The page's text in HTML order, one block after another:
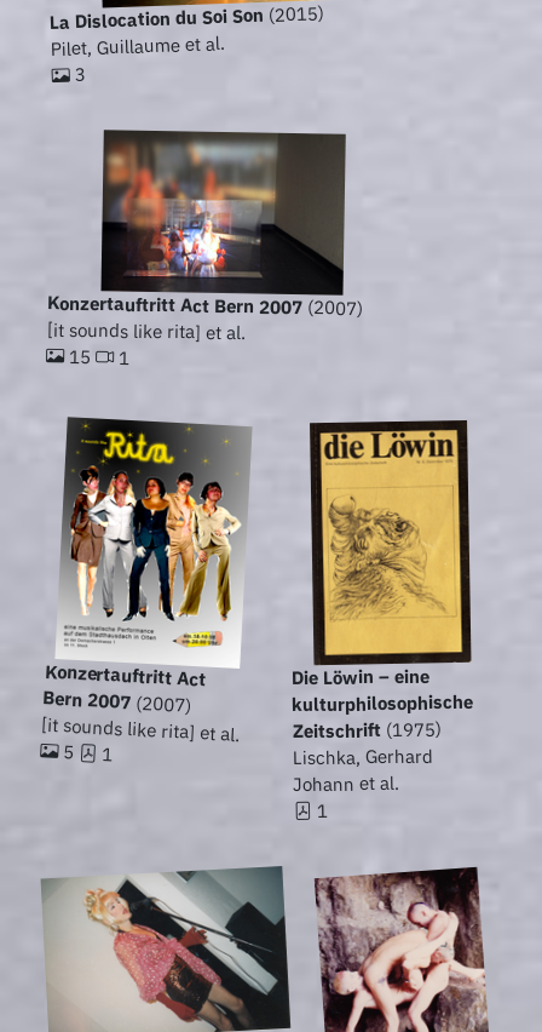
La Dislocation du Soi Son (2015)
Pilet, Guillaume et al.
3
Konzertauftritt Act Bern 2007 (2007)
[it sounds like rita] et al.
15 1
Konzertauftritt Act
Bern 2007 (2007)
[it sounds like rita] et al.
5 1
Die Löwin – eine
kulturphilosophische
Zeitschrift (1975)
Lischka, Gerhard
Johann et al.
1